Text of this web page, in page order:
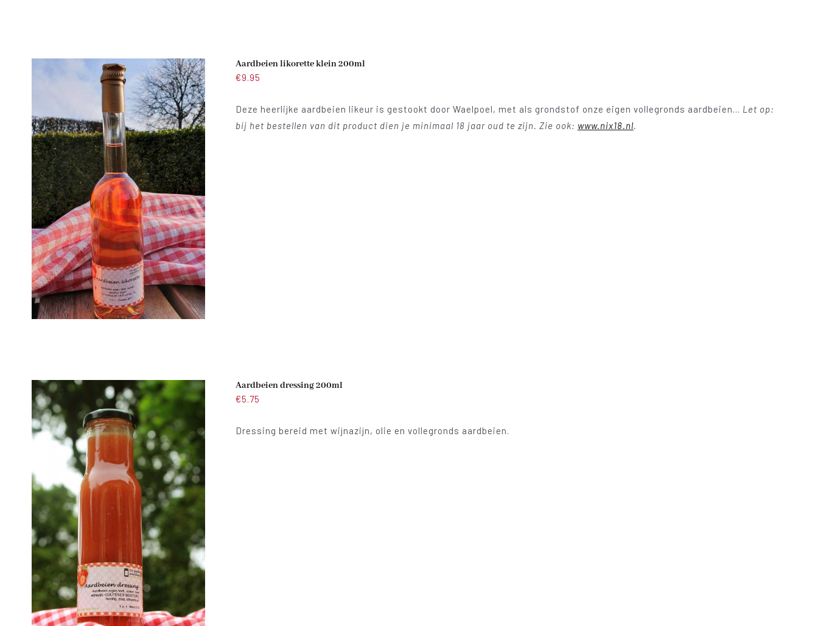
Aardbeien likorette klein 200ml
€9.95
Deze heerlijke aardbeien likeur is gestookt door Waelpoel, met als grondstof onze eigen vollegronds aardbeien... Let op:
bij het bestellen van dit product dien je minimaal 18 jaar oud te zijn. Zie ook: www.nix18.nl.
Aardbeien dressing 200ml
€5.75
Dressing bereid met wijnazijn, olie en vollegronds aardbeien.